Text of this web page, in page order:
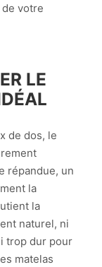
votre
LE
de dos, le
répandue, un
la
la
naturel, ni
trop dur pour
matelas